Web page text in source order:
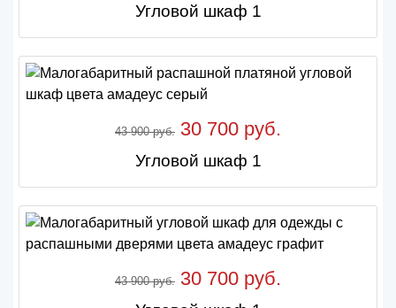
Угловой шкаф 1
43 900 руб. 30 700 руб.
Угловой шкаф 1
43 900 руб. 30 700 руб.